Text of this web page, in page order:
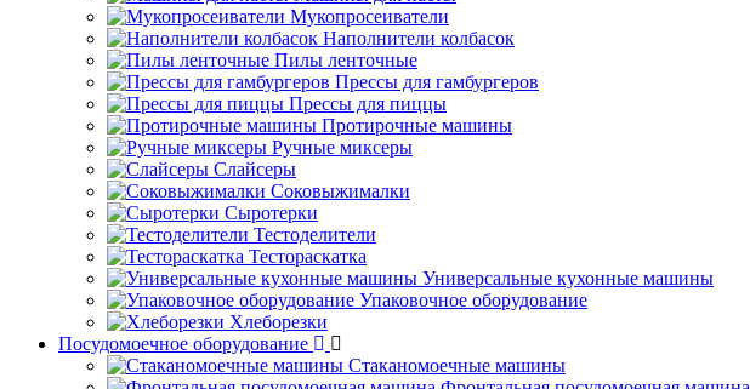
Мукопросеиватели
Наполнители колбасок
Пилы ленточные
Прессы для гамбургеров
Прессы для пиццы
Протирочные машины
Ручные миксеры
Слайсеры
Соковыжималки
Сыротерки
Тестоделители
Тестораскатка
Универсальные кухонные машины
Упаковочное оборудование
Хлеборезки
Посудомоечное оборудование
Стаканомоечные машины